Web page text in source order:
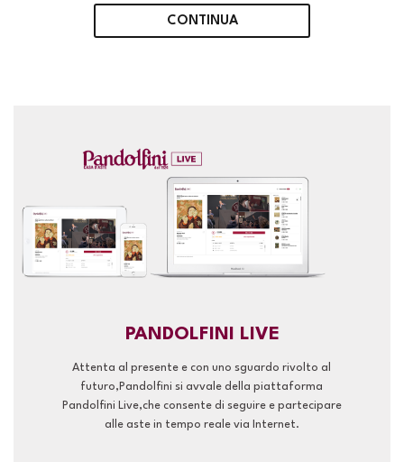
CONTINUA
PANDOLFINI LIVE
Attenta al presente e con uno sguardo rivolto al
futuro,Pandolfini si avvale della piattaforma
Pandolfini Live,che consente di seguire e partecipare
alle aste in tempo reale via Internet.